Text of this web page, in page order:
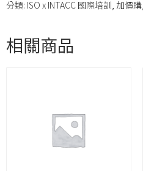
分類: ISO x INTACC 國際培訓, 加價購,
相關商品